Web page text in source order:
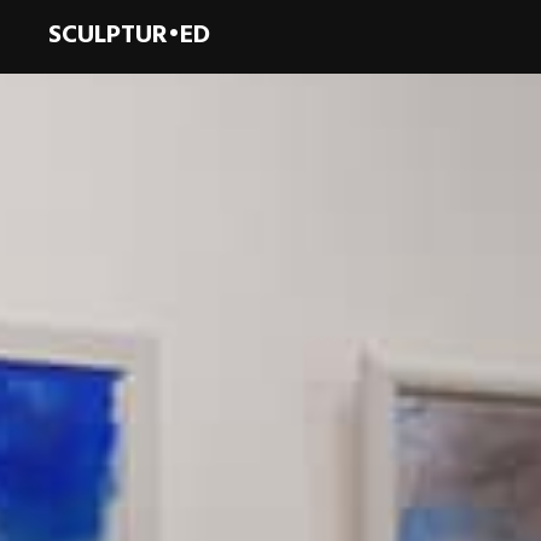
SCULPTUR•ED